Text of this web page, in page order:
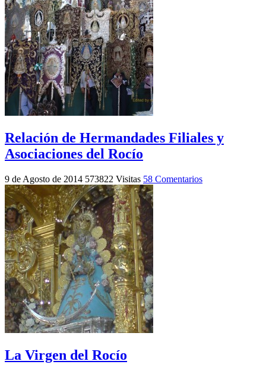
Relación de Hermandades Filiales y
Asociaciones del Rocío
9 de Agosto de 2014 573822 Visitas 58 Comentarios
La Virgen del Rocío